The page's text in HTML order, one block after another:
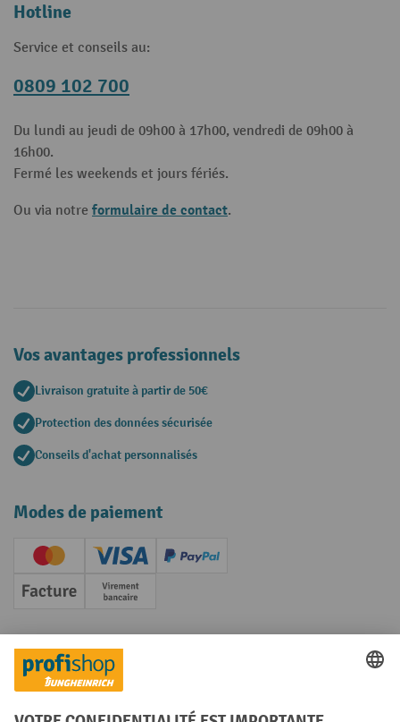
Hotline
Service et conseils au:
0809 102 700
Du lundi au jeudi de 09h00 à 17h00, vendredi de 09h00 à
16h00.
Fermé les weekends et jours fériés.
Ou via notre formulaire de contact.
Vos avantages professionnels
Livraison gratuite à partir de 50€
Protection des données sécurisée
Conseils d'achat personnalisés
Modes de paiement
Creditcard (Master)Creditcard (Visa)
PayPal
Facture Paiement anticipé
Réseaux sociaux
Facebook
YouTube
LinkedInInstagram